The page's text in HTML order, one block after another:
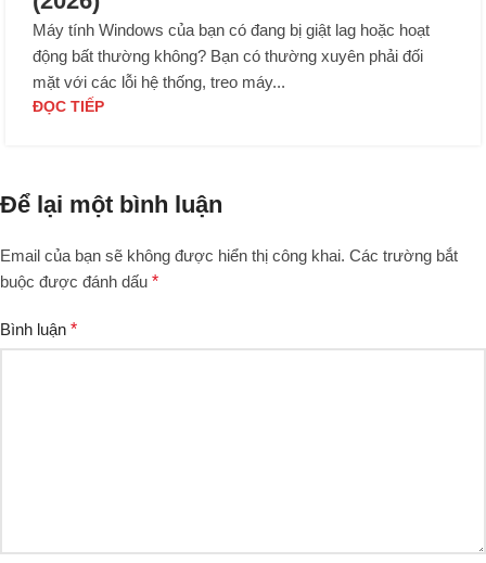
Máy tính Windows của bạn có đang bị giật lag hoặc hoạt
động bất thường không? Bạn có thường xuyên phải đối
mặt với các lỗi hệ thống, treo máy...
ĐỌC TIẾP
Để lại một bình luận
Email của bạn sẽ không được hiển thị công khai. Các trường bắt
buộc được đánh dấu *
Bình luận *